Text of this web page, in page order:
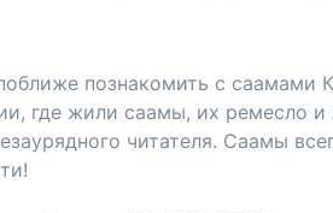
познакомить с саамами
где жили саамы, их ремесло
читателя. Саамы